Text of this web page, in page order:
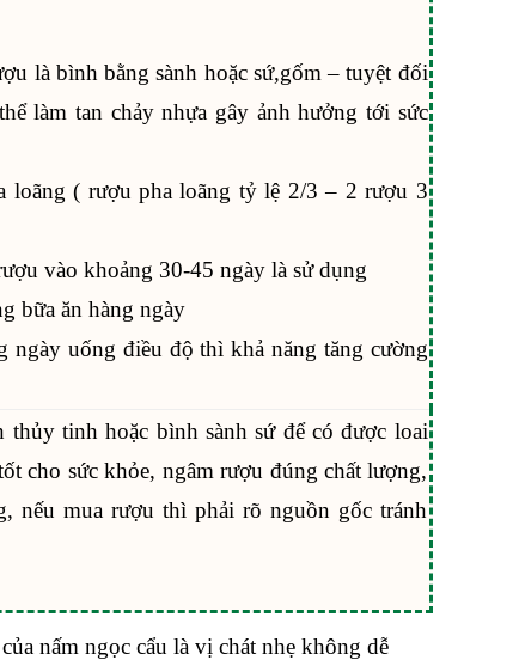
là bình bằng sành hoặc sứ,gốm – tuyệt đối
làm tan chảy nhựa gây ảnh hưởng tới sức
loãng ( rượu pha loãng tỷ lệ 2/3 – 2 rượu 3
vào khoảng 30-45 ngày là sử dụng
bữa ăn hàng ngày
uống điều độ thì khả năng tăng cường
tinh hoặc bình sành sứ để có được loai
cho sức khỏe, ngâm rượu đúng chất lượng,
nếu mua rượu thì phải rõ nguồn gốc tránh
nấm ngọc cẩu là vị chát nhẹ không dễ